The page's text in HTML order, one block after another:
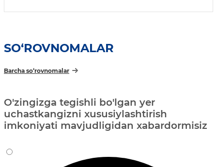
SO‘ROVNOMALAR
Barcha so‘rovnomalar
O'zingizga tegishli bo'lgan yer
uchastkangizni xususiylashtirish
imkoniyati mavjudligidan xabardormisiz